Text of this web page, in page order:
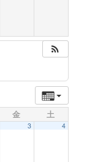
金 土
3 4